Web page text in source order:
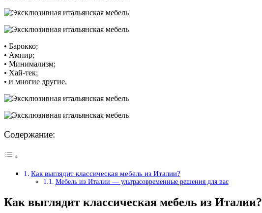
• Барокко;
• Ампир;
• Минимализм;
• Хай-тек;
• и многие другие.
Содержание:
Как выглядит классическая мебель из Италии?
Мебель из Италии — ультрасовременные решения для вас
Как выглядит классическая мебель из Италии?